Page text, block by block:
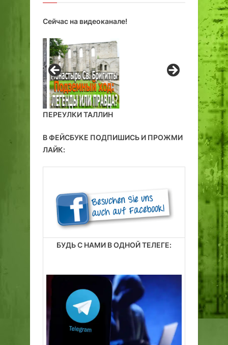
Сейчас на видеоканале!
ПЕРЕУЛКИ ТАЛЛИН
В ФЕЙСБУКЕ ПОДПИШИСЬ И ПРОЖМИ
ЛАЙК:
БУДЬ С НАМИ В ОДНОЙ ТЕЛЕГЕ: